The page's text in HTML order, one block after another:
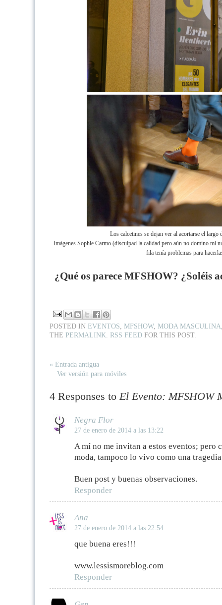
Los calcetines se dejan ver al acortarse el largo
Imágenes Sophie Carmo (disculpad la calidad pero aún no domino mi
fila tenía problemas para
¿Qué os parece MFSHOW? ¿Soléis
POSTED IN EVENTOS MFSHOW, MODA MASCULINA
THE PERMALINK RSS FEED FOR THIS POST.
« Entrada antigua
Ver versión para móviles
4 Responses to El Evento: MFSHOW
Negra Flor
27 de enero de 2014 a las 13:22
A mí no me invitan a estos eventos; pero
moda, tampoco lo vivo como una
Buen post y buenas observaciones.
Responder
Ana
27 de enero de 2014 a las 22:54
que buena eres!!!
www.lessismoreblog.com
Responder